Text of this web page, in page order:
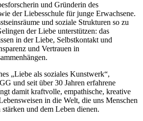
und Gründerin des
der Liebesschule für junge Erwachsene.
und soziale Strukturen so zu
der Liebe unterstützen: das
in der Liebe, Selbstkontakt und
und Vertrauen in
„Liebe als soziales Kunstwerk“,
und seit über 30 Jahren erfahrene
damit kraftvolle, empathische, kreative
in die Welt, die uns Menschen
und dem Leben dienen.